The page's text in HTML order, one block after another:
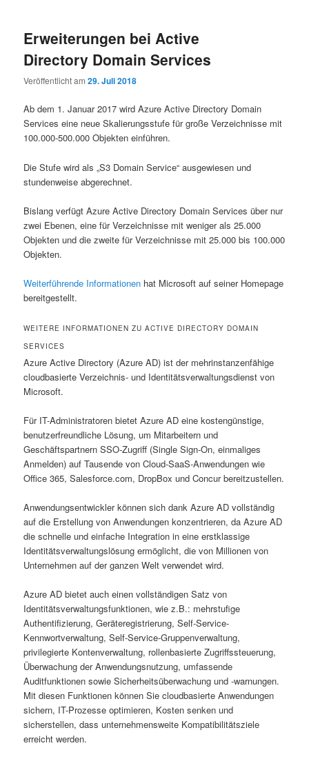
Erweiterungen bei Active
Directory Domain Services
Veröffentlicht am29. Juli 2018
Ab dem 1. Januar 2017 wird Azure Active Directory Domain
Services eine neue Skalierungsstufe für große Verzeichnisse mit
100.000-500.000 Objekten einführen.
Die Stufe wird als „S3 Domain Service“ ausgewiesen und
stundenweise abgerechnet.
Bislang verfügt Azure Active Directory Domain Services über nur
zwei Ebenen, eine für Verzeichnisse mit weniger als 25.000
Objekten und die zweite für Verzeichnisse mit 25.000 bis 100.000
Objekten.
Weiterführende Informationen hat Microsoft auf seiner Homepage
bereitgestellt.
WEITERE INFORMATIONEN ZU ACTIVE DIRECTORY DOMAIN
SERVICES
Azure Active Directory (Azure AD) ist der mehrinstanzenfähige
cloudbasierte Verzeichnis- und Identitätsverwaltungsdienst von
Microsoft.
Für IT-Administratoren bietet Azure AD eine kostengünstige,
benutzerfreundliche Lösung, um Mitarbeitern und
Geschäftspartnern SSO-Zugriff (Single Sign-On, einmaliges
Anmelden) auf Tausende von Cloud-SaaS-Anwendungen wie
Office 365, Salesforce.com, DropBox und Concur bereitzustellen.
Anwendungsentwickler können sich dank Azure AD vollständig
auf die Erstellung von Anwendungen konzentrieren, da Azure AD
die schnelle und einfache Integration in eine erstklassige
Identitätsverwaltungslösung ermöglicht, die von Millionen von
Unternehmen auf der ganzen Welt verwendet wird.
Azure AD bietet auch einen vollständigen Satz von
Identitätsverwaltungsfunktionen, wie z.B.: mehrstufige
Authentifizierung, Geräteregistrierung, Self-Service-
Kennwortverwaltung, Self-Service-Gruppenverwaltung,
privilegierte Kontenverwaltung, rollenbasierte Zugriffssteuerung,
Überwachung der Anwendungsnutzung, umfassende
Auditfunktionen sowie Sicherheitsüberwachung und -warnungen.
Mit diesen Funktionen können Sie cloudbasierte Anwendungen
sichern, IT-Prozesse optimieren, Kosten senken und
sicherstellen, dass unternehmensweite Kompatibilitätsziele
erreicht werden.